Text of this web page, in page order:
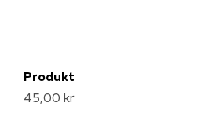
Produkt
45,00 kr